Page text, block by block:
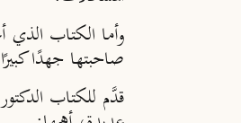
وأما الكتاب الذي
صاحبتها جهدًا
قدَّم للكتاب